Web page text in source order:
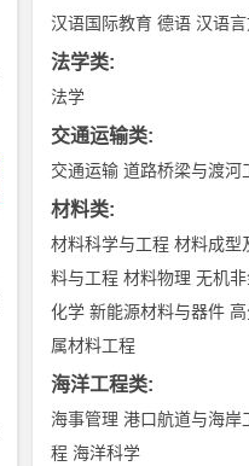
汉语国际教育 德语 汉语
法学类:
法学
交通运输类:
交通运输 道路桥梁与渡河
材料类:
材料科学与工程 材料成型
料与工程 材料物理 无机
化学 新能源材料与器件
属材料工程
海洋工程类:
海事管理 港口航道与海岸
程 海洋科学